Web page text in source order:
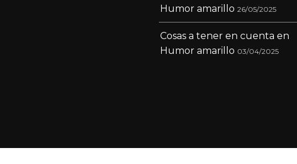
Humor amarillo 26/05/2025
Cosas a tener en cuenta en
Humor amarillo 03/04/2025